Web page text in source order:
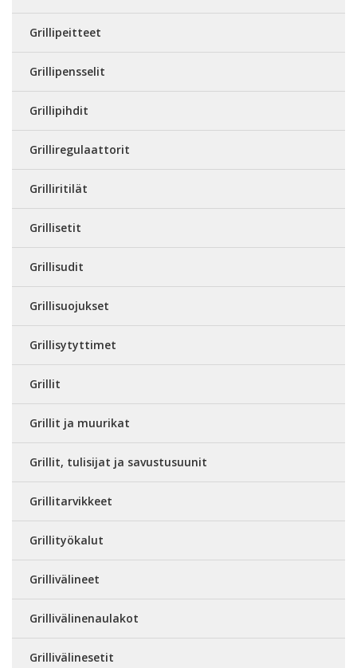
Grillipeitteet
Grillipensselit
Grillipihdit
Grilliregulaattorit
Grilliritilät
Grillisetit
Grillisudit
Grillisuojukset
Grillisytyttimet
Grillit
Grillit ja muurikat
Grillit, tulisijat ja savustusuunit
Grillitarvikkeet
Grillityökalut
Grillivälineet
Grillivälinenaulakot
Grillivälinesetit